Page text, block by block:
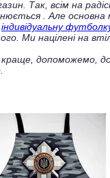
Так, всім на
. Але
індивідуальну
Ми націлені на
допоможемо,